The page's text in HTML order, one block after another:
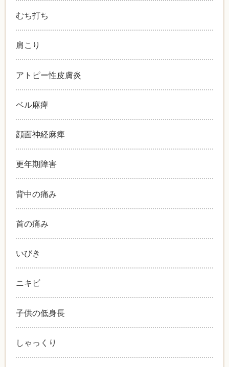
むち打ち
肩こり
アトピー性皮膚炎
ベル麻痺
顔面神経麻痺
更年期障害
背中の痛み
首の痛み
いびき
ニキビ
子供の低身長
しゃっくり